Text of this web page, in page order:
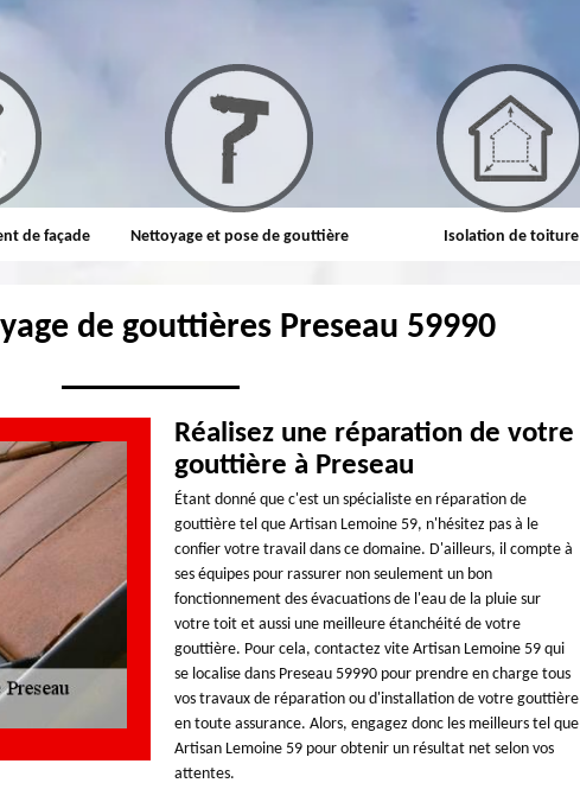
de façade Nettoyage et pose de gouttière Isolation de toiture
de gouttières Preseau 59990
Réalisez une réparation de votre
gouttière à Preseau
Étant donné que c'est un spécialiste en réparation de
gouttière tel que Artisan Lemoine 59, n'hésitez pas à le
confier votre travail dans ce domaine. D'ailleurs, il compte à
ses équipes pour rassurer non seulement un bon
fonctionnement des évacuations de l'eau de la pluie sur
votre toit et aussi une meilleure étanchéité de votre
gouttière. Pour cela, contactez vite Artisan Lemoine 59 qui
se localise dans Preseau 59990 pour prendre en charge tous
vos travaux de réparation ou d'installation de votre gouttière
en toute assurance. Alors, engagez donc les meilleurs tel que
Artisan Lemoine 59 pour obtenir un résultat net selon vos
attentes.